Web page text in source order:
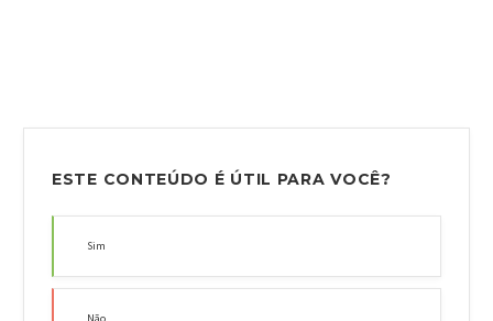
ESTE CONTEÚDO É ÚTIL PARA VOCÊ?
Sim